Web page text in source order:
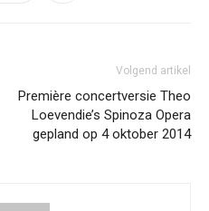
Volgend artikel
Première concertversie Theo
Loevendie’s Spinoza Opera
gepland op 4 oktober 2014